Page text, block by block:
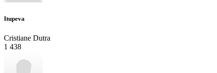
Itupeva
Cristiane Dutra
1 438